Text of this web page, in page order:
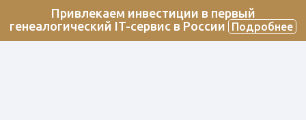
Привлекаем инвестиции в первый
генеалогический IT-сервис в России
Подробнее